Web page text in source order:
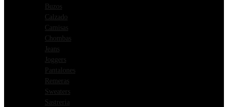
Buzos
Calzado
Camisas
Chombas
Jeans
Joggers
Pantalones
Remeras
Sweaters
Sastreria